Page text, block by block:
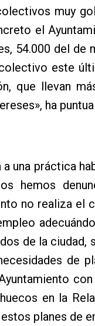
muy
el
54.000 del de
este
que llevan
ha
una práctica
hemos
no realiza el
de la ciudad,
de
en la
planes de